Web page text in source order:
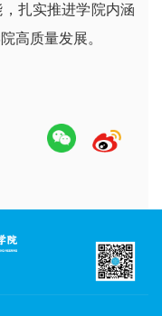
扎实推进学院内涵
高质量发展。